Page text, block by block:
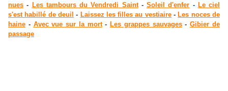
nues - Les tambours du Vendredi Saint- Soleil d'enfer - Le ciel
s'est habillé de deuil - Laissez les filles au vestiaire- Les noces de
haine - Avec vue sur la mort- Les grappes sauvages-Gibier de
passage